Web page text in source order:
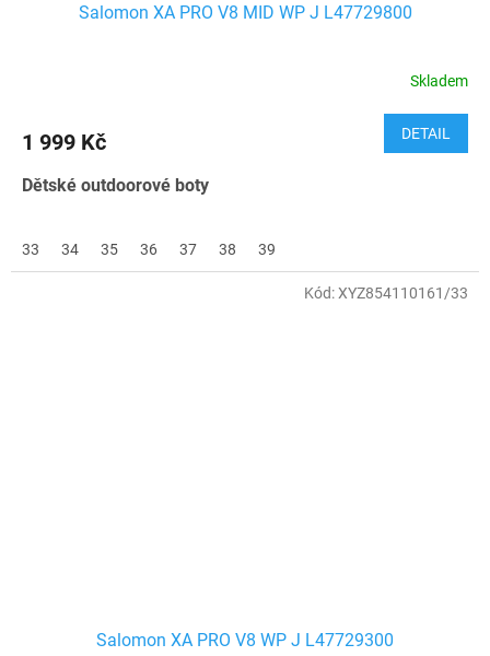
Salomon XA PRO V8 MID WP J L47729800
Skladem
1 999 Kč DETAIL
Dětské outdoorové boty
33 34 35 36 37 38 39
Salomon XA PRO V8 WP J L47729300
Kód:XYZ854110161/33